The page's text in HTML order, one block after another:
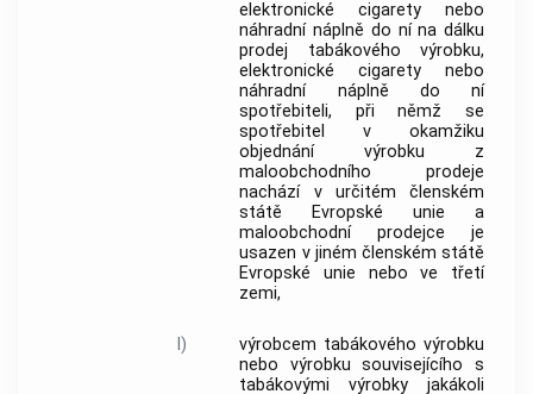
elektronické cigarety nebo
náhradní náplně do ní na dálku
prodej tabákového výrobku,
elektronické cigarety nebo
náhradní náplně do ní
spotřebiteli, při němž se
spotřebitel
v okamžiku
objednání výrobku z
maloobchodního prodeje
nachází v určitém členském
státě Evropské unie a
maloobchodní prodejce je
usazen v jiném členském státě
Evropské unie nebo ve třetí
zemi,
l) výrobcem tabákového výrobku
nebo výrobku souvisejícího s
tabákovými výrobky jakákoli